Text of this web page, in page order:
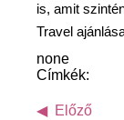
is, amit
Travel
none
Címkék:
Előző